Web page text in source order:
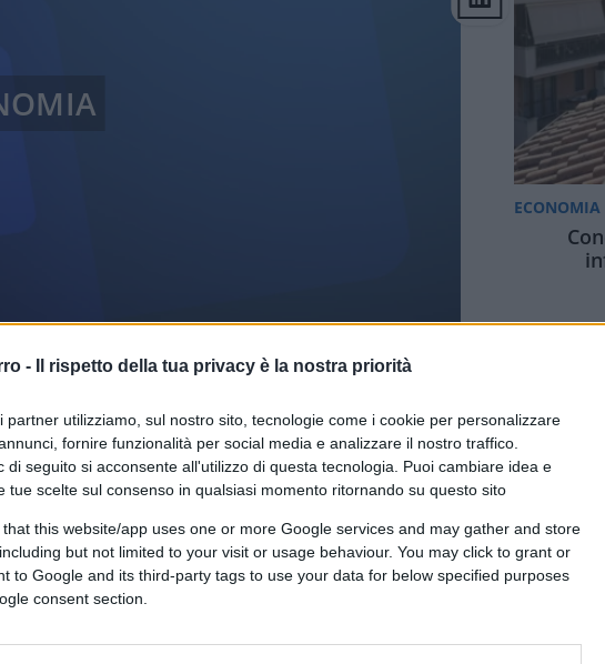
- Il rispetto della tua privacy è la nostra priorità
partner utilizziamo, sul nostro sito, tecnologie come i cookie per personalizzare
fornire funzionalità per social media e analizzare il nostro traffico.
di seguito si acconsente all'utilizzo di questa tecnologia. Puoi cambiare idea e
tue scelte sul consenso in qualsiasi momento ritornando su questo sito
that this website/app uses one or more Google services and may gather and store
but not limited to your visit or usage behaviour. You may click to grant or
to Google and its third-party tags to use your data for below specified purposes
consent section.
su Google CLICCA QUI
la speculazione. È un dato di fatto.
un hotel in tutta l’area milanese, nei
del mobile. Una camera che
a parte il fatto che difficilmente la
potreste pagarla anche quattro volte di
ECONOMIA